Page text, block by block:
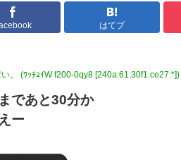
はてブ
。 (ﾜｯﾁｮｲW f200-0qy8 [240a:61:30f1:ce27:*])
であと30分か
ー